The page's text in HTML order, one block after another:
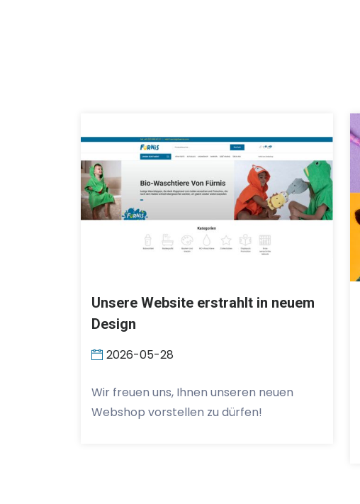
Unsere Website erstrahlt in neuem
Design
2026-05-28
Wir freuen uns, Ihnen unseren neuen
Webshop vorstellen zu dürfen!